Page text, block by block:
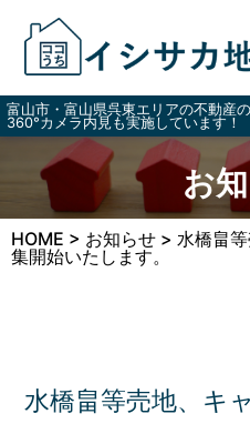
富山市・富山県呉東エリアの不動産
360°カメラ内見も実施しています！
お
HOME > お知らせ > 水橋畠
集開始いたします。
水橋畠等売地、キ